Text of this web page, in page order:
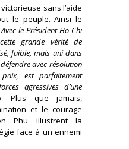
sans l’aide
le peuple. Ainsi le
le Président Ho Chi
grande vérité de
faible, mais uni dans
avec résolution
est parfaitement
agressives d’une
. Plus que jamais,
et le courage
Phu illustrent la
face à un ennemi